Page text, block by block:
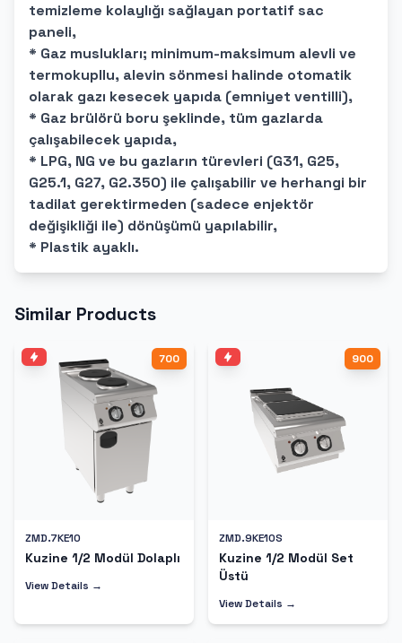
temizleme kolaylığı sağlayan portatif sac
paneli,
* Gaz muslukları; minimum-maksimum alevli ve
termokupllu, alevin sönmesi halinde otomatik
olarak gazı kesecek yapıda (emniyet ventilli),
* Gaz brülörü boru şeklinde, tüm gazlarda
çalışabilecek yapıda,
* LPG, NG ve bu gazların türevleri (G31, G25,
G25.1, G27, G2.350) ile çalışabilir ve herhangi bir
tadilat gerektirmeden (sadece enjektör
değişikliği ile) dönüşümü yapılabilir,
* Plastik ayaklı.
Similar Products
700
ZMD.7KE10
Kuzine 1/2 Modül Dolaplı
View Details →
900
ZMD.9KE10S
Kuzine 1/2 Modül Set
Üstü
View Details →